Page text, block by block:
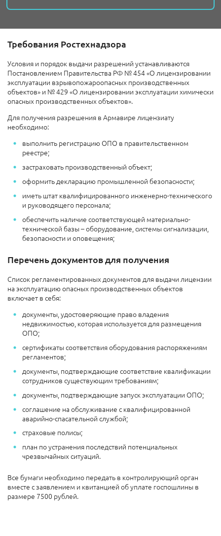
Требования Ростехнадзора
Условия и порядок выдачи разрешений устанавливаются
Постановлением Правительства РФ № 454 «О лицензировании
эксплуатации взрывопожароопасных производственных
объектов» и № 429 «О лицензировании эксплуатации химически
опасных производственных объектов».
Для получения разрешения в Армавире лицензиату
необходимо:
выполнить регистрацию ОПО в правительственном
реестре;
застраховать производственный объект;
оформить декларацию промышленной безопасности;
иметь штат квалифицированного инженерно-технического
и руководящего персонала;
обеспечить наличие соответствующей материально-
технической базы – оборудование, системы сигнализации,
безопасности и оповещения;
Перечень документов для получения
Список регламентированных документов для выдачи лицензии
на эксплуатацию опасных производственных объектов
включает в себя:
документы, удостоверяющие право владения
недвижимостью, которая используется для размещения
ОПО;
сертификаты соответствия оборудования распоряжениям
регламентов;
документы, подтверждающие соответствие квалификации
сотрудников существующим требованиям;
документы, подтверждающие запуск эксплуатации ОПО;
соглашение на обслуживание с квалифицированной
аварийно-спасательной службой;
страховые полисы;
план по устранения последствий потенциальных
чрезвычайных ситуаций.
Все бумаги необходимо передать в контролирующий орган
вместе с заявлением и квитанцией об уплате госпошлины в
размере 7500 рублей.